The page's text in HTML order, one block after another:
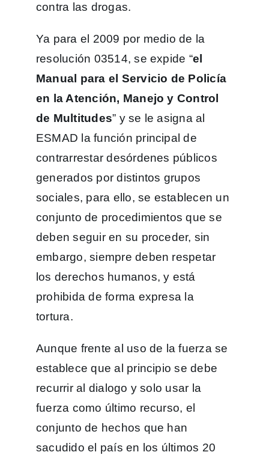
contra las drogas.
Ya para el 2009 por medio de la
resolución 03514, se expide “el
Manual para el Servicio de Policía
en la Atención, Manejo y Control
de Multitudes” y se le asigna al
ESMAD la función principal de
contrarrestar desórdenes públicos
generados por distintos grupos
sociales, para ello, se establecen un
conjunto de procedimientos que se
deben seguir en su proceder, sin
embargo, siempre deben respetar
los derechos humanos, y está
prohibida de forma expresa la
tortura.
Aunque frente al uso de la fuerza se
establece que al principio se debe
recurrir al dialogo y solo usar la
fuerza como último recurso, el
conjunto de hechos que han
sacudido el país en los últimos 20